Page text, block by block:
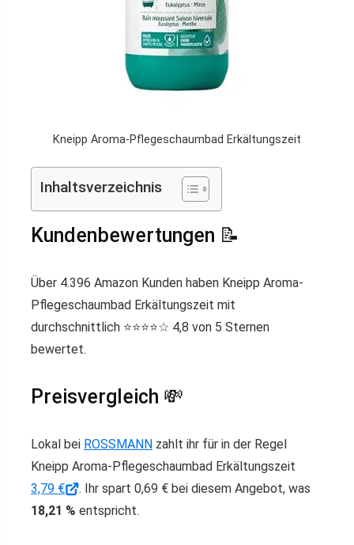
Kneipp Aroma-Pflegeschaumbad Erkältungszeit
Inhaltsverzeichnis
Kundenbewertungen 📝
Über 4.396 Amazon Kunden haben Kneipp Aroma-
Pflegeschaumbad Erkältungszeit mit
durchschnittlich ⭐️⭐️⭐️⭐️☆ 4,8 von 5 Sternen
bewertet.
Preisvergleich 💸
Lokal bei ROSSMANN zahlt ihr für in der Regel
Kneipp Aroma-Pflegeschaumbad Erkältungszeit
3,79 €
. Ihr spart 0,69 € bei diesem Angebot, was
18,21 % entspricht.